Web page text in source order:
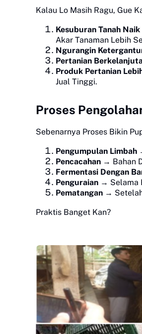
Kalau Lo Masih Ragu, Gue
Kesuburan Tanah Naik
Akar Tanaman Lebih
Ngurangin
Pertanian
Produk Pertanian
Jual Tinggi.
Proses
Sebenarnya Proses Bikin
Pengumpulan Limbah
Pencacahan → Bahan
Fermentasi Dengan
Penguraian → Selama
Pematangan →
Praktis Banget Kan?